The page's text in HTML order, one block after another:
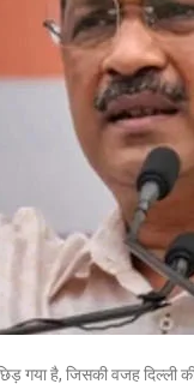
गया है, जिसकी वजह दिल्ली